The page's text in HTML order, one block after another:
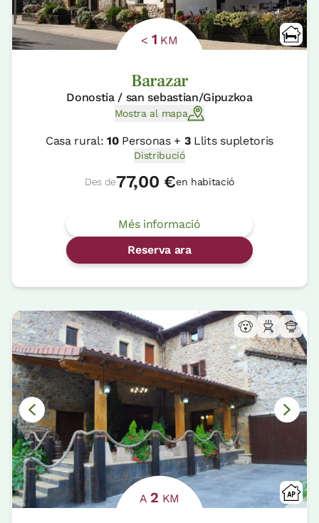
< 1 KM
Barazar
Donostia / san sebastian/Gipuzkoa
Mostra al mapa
Casa rural:10Personas + 3Llits supletoris
Distribució
Des de77,00 €en habitació
Més informació
Reserva ara
A 2 KM